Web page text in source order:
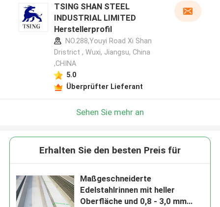
TSING SHAN STEEL
INDUSTRIAL LIMITED
Herstellerprofil
NO.288,Youyi Road Xi Shan
Dristrict , Wuxi, Jiangsu, China
,CHINA
5.0
Überprüfter Lieferant
Sehen Sie mehr an
Erhalten Sie den besten Preis für
Maßgeschneiderte
Edelstahlrinnen mit heller
Oberfläche und 0,8 - 3,0 mm